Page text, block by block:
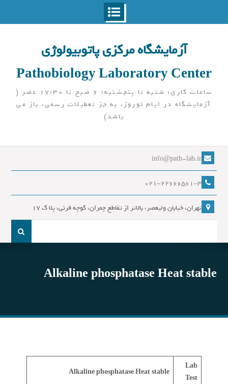
آزمایشگاه مرکزی پاتوبیولوژی
Pathobiology Laboratory Center
ساعات کاری: شنبه تا پنجشنبه: 6 صبح تا 17:30 عصر (
آزمایشگاه در ایام نوروز، به جز تعطیلات رسمی، باز می
باشد)
info@path-lab.ir
021-22666561-3
تهران، خیابان ولیعصر، بالاتر از تقاطع چمران، کوچه قرنی، پلا ک 17
جست
Alkaline phosphatase Heat stable
Lab
Test
Alkaline phosphatase Heat stable